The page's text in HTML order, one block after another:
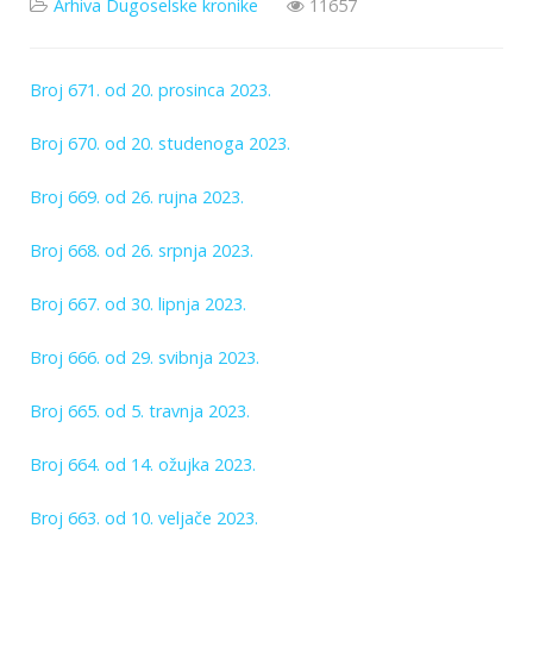
Arhiva Dugoselske kronike 11657
Broj 671. od 20. prosinca 2023.
Broj 670. od 20. studenoga 2023.
Broj 669. od 26. rujna 2023.
Broj 668. od 26. srpnja 2023.
Broj 667. od 30. lipnja 2023.
Broj 666. od 29. svibnja 2023.
Broj 665. od 5. travnja 2023.
Broj 664. od 14. ožujka 2023.
Broj 663. od 10. veljače 2023.